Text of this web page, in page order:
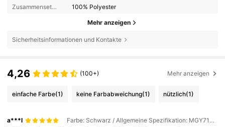
Zusammensetzung:
100% Polyester
Mehr anzeigen
Sicherheitsinformationen und Kontakte
4,26 (100+) Mehr anzeigen
einfache Farbe(1) keine Farbabweichung(1) nützlich(1)
a***l Farbe: Schwarz / Allgemeine Spezifikation: MGY71000-3